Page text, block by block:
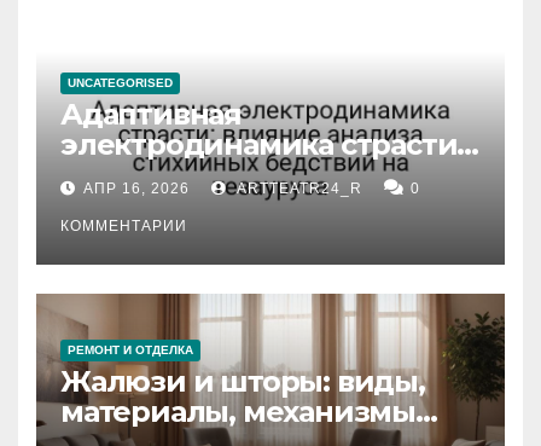
UNCATEGORISED
Адаптивная
электродинамика страсти:
влияние анализа
стихийных бедствий на
тезауруса
АПР 16, 2026 ARTTEATR24_R 0
КОММЕНТАРИИ
РЕМОНТ И ОТДЕЛКА
Жалюзи и шторы: виды,
материалы, механизмы